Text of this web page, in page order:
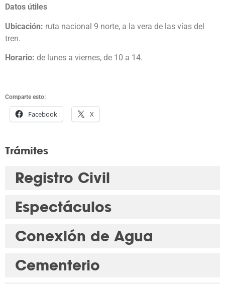
Datos útiles
Ubicación: ruta nacional 9 norte, a la vera de las vías del
tren.
Horario: de lunes a viernes, de 10 a 14.
Comparte esto:
Facebook X
Trámites
Registro Civil
Espectáculos
Conexión de Agua
Cementerio